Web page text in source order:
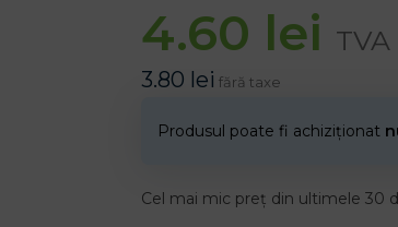
4.60 lei
3.80 lei fără taxe
Produsul poate fi achiziționat
Cel mai mic preț din ultimele 30